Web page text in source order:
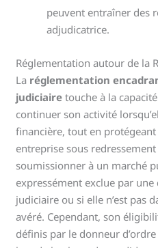
peuvent entraîner des
adjudicatrice.
Réglementation autour de la
La réglementation
judiciaire touche à la
continuer son activité
financière, tout en protégeant
entreprise sous
soumissionner à un marché
expressément exclue par une
judiciaire ou si elle n’est pas
avéré. Cependant, son
définis par le donneur